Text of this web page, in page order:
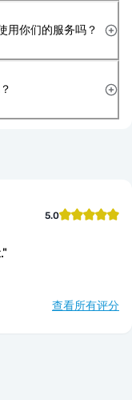
用你们的服务吗？
5.0
"
查看所有评分